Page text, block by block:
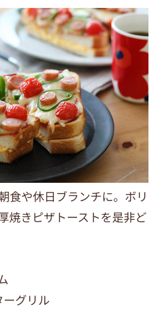
食や休日ブランチに。ボリ
焼きピザトーストを是非ど
グリル